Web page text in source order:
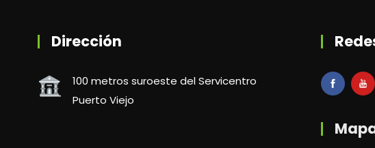
Dirección
100 metros suroeste del Servicentro
Puerto Viejo